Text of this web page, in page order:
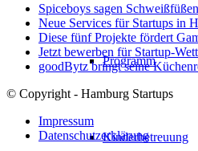
Programm
Kinderbetreuung
Spiceboys sagen
Neue Services für Startups in
Diese fünf Projekte fördert
Jetzt bewerben für Startup-
goodBytz bringt seine
© Copyright - Hamburg Startups
Impressum
Datenschutzerklärung